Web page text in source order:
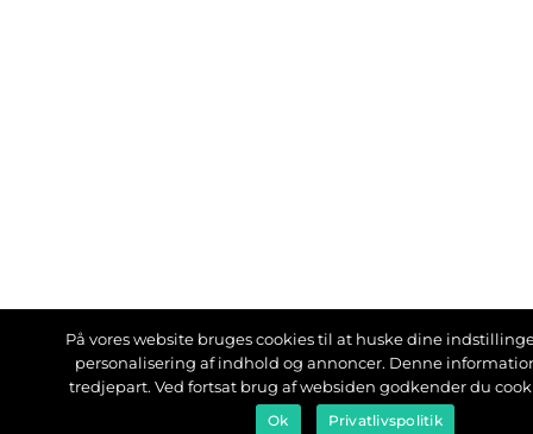
På vores website bruges cookies til at huske dine
personalisering af indhold og annoncer. Denne
tredjepart. Ved fortsat brug af websiden godkender du
Ok Privatlivspolitik